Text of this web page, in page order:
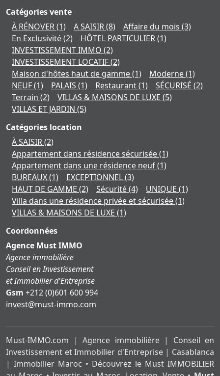
Catégories vente
À RÉNOVER(1) A SAISIR(8) Affaire du mois (3)
En Exclusivité(2) HÔTEL PARTICULIER(1)
INVESTISSEMENT IMMO (2)
INVESTISSEMENT LOCATIF(2)
Maison d'hôtes haut de gamme(1) Moderne(1)
NEUF(1) PALAIS (1) Restaurant(1) SÉCURISÉ (2)
Terrain (2) VILLAS & MAISONS DE LUXE (5)
VILLAS ET JARDIN (5)
Catégories location
À SAISIR(2)
Appartement dans résidence sécurisée(1)
Appartement dans une résidence neuf(1)
BUREAUX(1) EXCEPTIONNEL(3)
HAUT DE GAMME (2) Sécurité(4) UNIQUE (1)
Villa dans une résidence privée et sécurisée(1)
VILLAS & MAISONS DE LUXE (1)
Coordonnées
Agence Must IMMO
Agence immobilière
Conseil en Investissement
et Immobilier d'Entreprise
Gsm +212 (0)601 600 994
moc.ommi-tsum@tsevni
Must-IMMO.com | Agence immobilière | Conseil en
Investissement et Immobilier d'Entreprise | Casablanca
| Immobilier Maroc • Découvrez le Must IMMOBILIER